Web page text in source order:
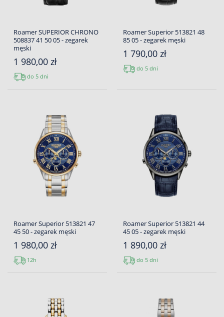
Roamer SUPERIOR CHRONO
508837 41 50 05 - zegarek
męski
1 980,00 zł
do 5 dni
Roamer Superior 513821 48
85 05 - zegarek męski
1 790,00 zł
do 5 dni
Roamer Superior 513821 47
45 50 - zegarek męski
1 980,00 zł
12h
Roamer Superior 513821 44
45 05 - zegarek męski
1 890,00 zł
do 5 dni